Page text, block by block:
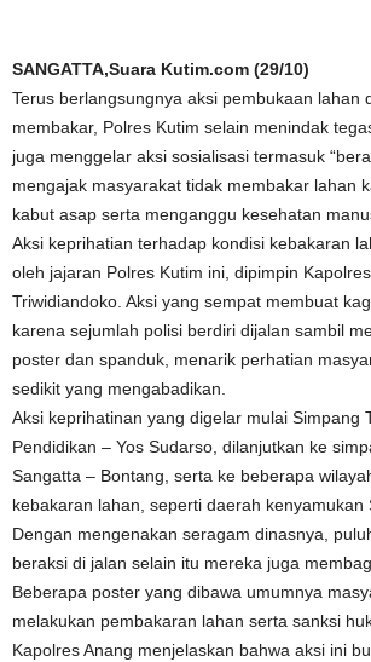
SANGATTA,Suara Kutim.com (29/10)
Terus berlangsungnya aksi pembukaan lahan
membakar, Polres Kutim selain menindak
juga menggelar aksi sosialisasi termasuk
mengajak masyarakat tidak membakar lahan
kabut asap serta menganggu kesehatan
Aksi keprihatian terhadap kondisi kebakaran
oleh jajaran Polres Kutim ini, dipimpin
Triwidiandoko. Aksi yang sempat membuat
karena sejumlah polisi berdiri dijalan sambil
poster dan spanduk, menarik perhatian
sedikit yang mengabadikan.
Aksi keprihatinan yang digelar mulai Simpang
Pendidikan – Yos Sudarso, dilanjutkan ke
Sangatta – Bontang, serta ke beberapa
kebakaran lahan, seperti daerah kenyamukan
Dengan mengenakan seragam dinasnya,
beraksi di jalan selain itu mereka juga
Beberapa poster yang dibawa umumnya
melakukan pembakaran lahan serta sanksi
Kapolres Anang menjelaskan bahwa aksi ini